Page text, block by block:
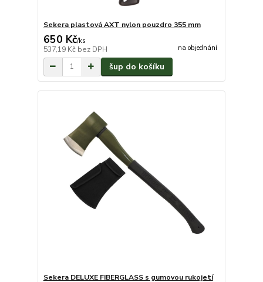
Sekera plastová AXT nylon pouzdro 355 mm
650 Kč/ks
537,19 Kč bez DPH na objednání
šup do košíku
Sekera DELUXE FIBERGLASS s gumovou rukojetí